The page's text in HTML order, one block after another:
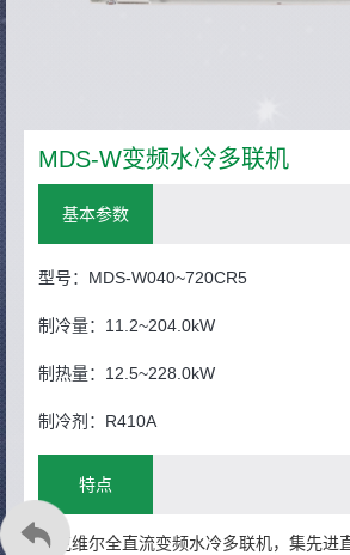
MDS-W变频水冷多联机
基本参数
型号：MDS-W040~720CR5
制冷量：11.2~204.0kW
制热量：12.5~228.0kW
制冷剂：R410A
特点
麦克维尔全直流变频水冷多联机，集先进